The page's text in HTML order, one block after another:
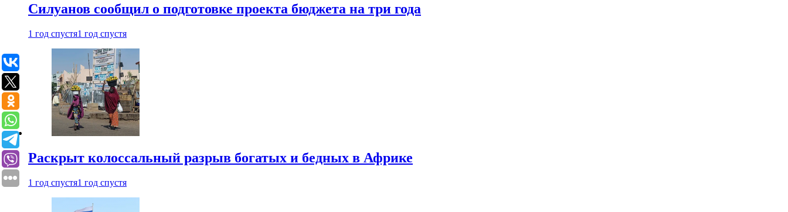
Силуанов сообщил о подготовке проекта бюджета на три года
1 год спустя1 год спустя
Раскрыт колоссальный разрыв богатых и бедных в Африке
1 год спустя1 год спустя